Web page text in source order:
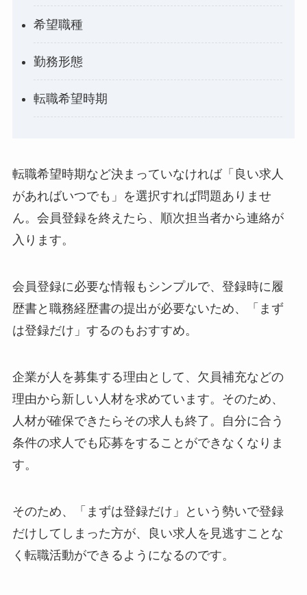
希望職種
勤務形態
転職希望時期
転職希望時期など決まっていなければ「良い求人
があればいつでも」を選択すれば問題ありませ
ん。会員登録を終えたら、順次担当者から連絡が
入ります。
会員登録に必要な情報もシンプルで、登録時に履
歴書と職務経歴書の提出が必要ないため、「まず
は登録だけ」するのもおすすめ。
企業が人を募集する理由として、欠員補充などの
理由から新しい人材を求めています。そのため、
人材が確保できたらその求人も終了。自分に合う
条件の求人でも応募をすることができなくなりま
す。
そのため、「まずは登録だけ」という勢いで登録
だけしてしまった方が、良い求人を見逃すことな
く転職活動ができるようになるのです。